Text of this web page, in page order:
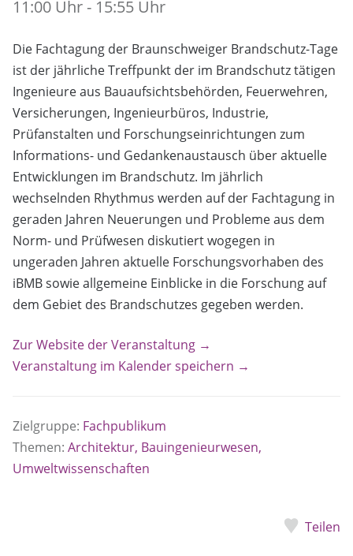
11:00 Uhr - 15:55 Uhr
Die Fachtagung der Braunschweiger Brandschutz-Tage
ist der jährliche Treffpunkt der im Brandschutz tätigen
Ingenieure aus Bauaufsichtsbehörden, Feuerwehren,
Versicherungen, Ingenieurbüros, Industrie,
Prüfanstalten und Forschungseinrichtungen zum
Informations- und Gedankenaustausch über aktuelle
Entwicklungen im Brandschutz. Im jährlich
wechselnden Rhythmus werden auf der Fachtagung in
geraden Jahren Neuerungen und Probleme aus dem
Norm- und Prüfwesen diskutiert wogegen in
ungeraden Jahren aktuelle Forschungsvorhaben des
iBMB sowie allgemeine Einblicke in die Forschung auf
dem Gebiet des Brandschutzes gegeben werden.
Zur Website der Veranstaltung →
Veranstaltung im Kalender speichern →
Zielgruppe: Fachpublikum
Themen: Architektur, Bauingenieurwesen,
Umweltwissenschaften
Teilen